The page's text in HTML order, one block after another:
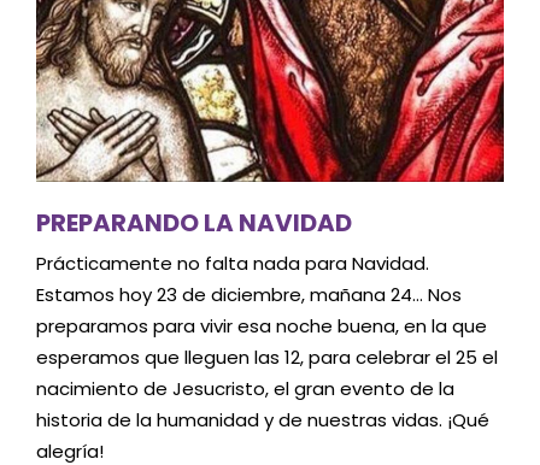
PREPARANDO LA NAVIDAD
Prácticamente no falta nada para Navidad.
Estamos hoy 23 de diciembre, mañana 24… Nos
preparamos para vivir esa noche buena, en la que
esperamos que lleguen las 12, para celebrar el 25 el
nacimiento de Jesucristo, el gran evento de la
historia de la humanidad y de nuestras vidas. ¡Qué
alegría!